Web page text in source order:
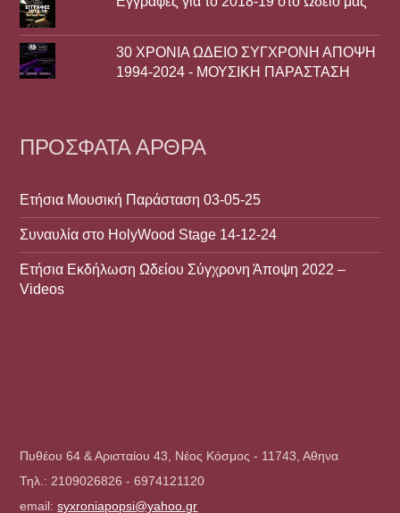
30 ΧΡΟΝΙΑ ΩΔΕΙΟ ΣΥΓΧΡΟΝΗ ΑΠΟΨΗ
1994-2024 - ΜΟΥΣΙΚΗ ΠΑΡΑΣΤΑΣΗ
ΠΡΌΣΦΑΤΑ ΆΡΘΡΑ
Ετήσια Μουσική Παράσταση 03-05-25
Συναυλία στο HolyWood Stage 14-12-24
Ετήσια Εκδήλωση Ωδείου Σύγχρονη Άποψη 2022 –
Videos
Πυθέου 64 & Αρισταίου 43, Νέος Κόσμος - 11743, Αθηνα
Τηλ.: 2109026826 - 6974121120
email:syxroniapopsi@yahoo.gr